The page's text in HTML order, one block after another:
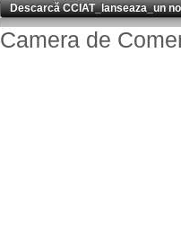
Descarcă CCIAT_lanseaza_un
Camera de